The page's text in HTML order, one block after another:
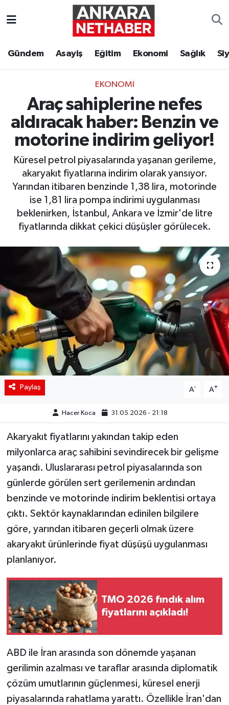
Gündem Asayiş Eğitim Ekonomi Sağlık
EKONOMI
Araç sahiplerine nefes
aldıracak haber: Benzin ve
motorine indirim geliyor!
Küresel petrol piyasalarında yaşanan gerileme,
akaryakıt fiyatlarına indirim olarak yansıyor.
Yarından itibaren benzinde 1,38 lira, motorinde
ise 1,81 lira pompa indirimi uygulanması
beklenirken, İstanbul, Ankara ve İzmir'de litre
fiyatlarında dikkat çekici düşüşler görülecek.
Paylaş A- A+
Hacer Koca 31.05.2026 - 21:18
Akaryakıt fiyatlarını yakından takip eden
milyonlarca araç sahibini sevindirecek bir gelişme
yaşandı. Uluslararası petrol piyasalarında son
günlerde görülen sert gerilemenin ardından
benzinde ve motorinde indirim beklentisi ortaya
çıktı. Sektör kaynaklarından edinilen bilgilere
göre, yarından itibaren geçerli olmak üzere
akaryakıt ürünlerinde fiyat düşüşü uygulanması
planlanıyor.
TMO 2026 fındık alım
fiyatlarını açıkladı!
ABD ile İran arasında son dönemde yaşanan
gerilimin azalması ve taraflar arasında diplomatik
çözüm umutlarının güçlenmesi, küresel enerji
piyasalarında rahatlama yarattı. Özellikle İran'dan
Ekonomi
Gündem
Kim Kimdir Nereli
Resmi İlanlar
Sağlık
Siyaset
Teknoloji
Yaşam
Ankara Hava Durumu
Tüm Manşetler
Son Dakika Haberleri
Haber Arşivi